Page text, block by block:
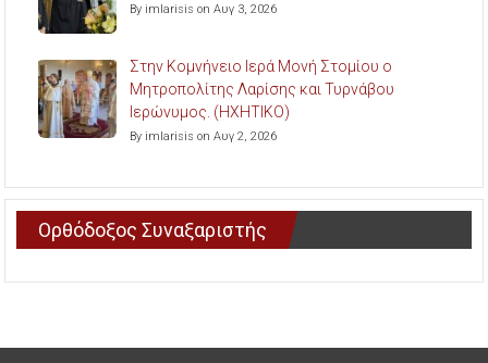
By imlarisis on Αυγ 3, 2026
Στην Κομνήνειο Ιερά Μονή Στομίου ο
Μητροπολίτης Λαρίσης και Τυρνάβου
Ιερώνυμος. (ΗΧΗΤΙΚΟ)
By imlarisis on Αυγ 2, 2026
Ορθόδοξος Συναξαριστής